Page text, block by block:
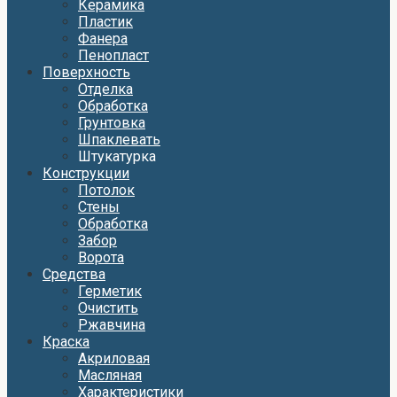
Керамика
Пластик
Фанера
Пенопласт
Поверхность
Отделка
Обработка
Грунтовка
Шпаклевать
Штукатурка
Конструкции
Потолок
Стены
Обработка
Забор
Ворота
Средства
Герметик
Очистить
Ржавчина
Краска
Акриловая
Масляная
Характеристики